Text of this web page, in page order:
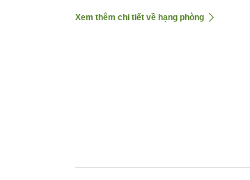
Xem thêm chi tiết về hạng phòng